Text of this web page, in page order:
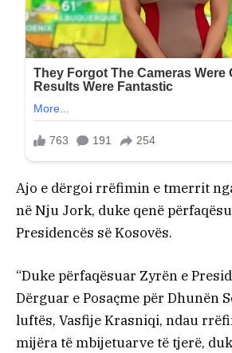
Ajo e dërgoi rrëfimin e tmerrit
në Nju Jork, duke qenë
Presidencës së Kosovës.
“Duke përfaqësuar Zyrën e
Dërguar e Posaçme për Dhunën
luftës, Vasfije Krasniqi, ndau
mijëra të mbijetuarve të tjerë,